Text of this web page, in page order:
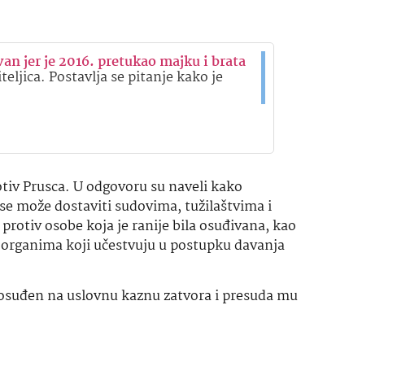
jer je 2016. pretukao majku i brata
Postavlja se pitanje kako je
Prusca. U odgovoru su naveli kako
može dostaviti sudovima, tužilaštvima i
osobe koja je ranije bila osuđivana, kao
koji učestvuju u postupku davanja
na uslovnu kaznu zatvora i presuda mu